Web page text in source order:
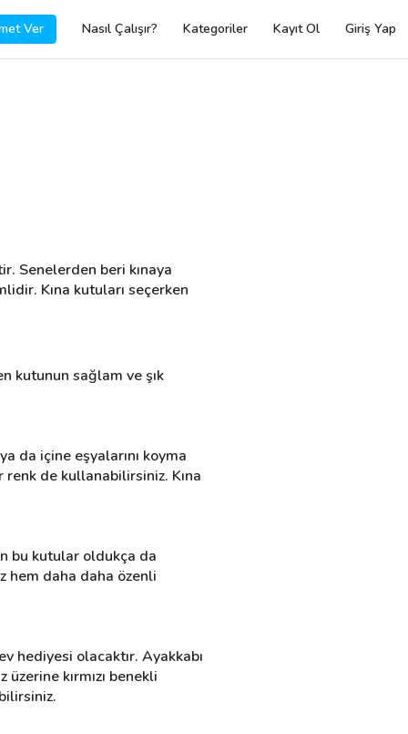
Ver Nasıl Çalışır? Kategoriler Kayıt Ol Giriş Yap
Senelerden beri kınaya
Kına kutuları seçerken
kutunun sağlam ve şık
da içine eşyalarını koyma
renk de kullanabilirsiniz. Kına
bu kutular oldukça da
hem daha daha özenli
hediyesi olacaktır. Ayakkabı
kırmızı benekli